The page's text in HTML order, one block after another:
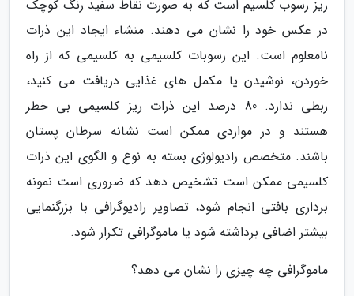
ریز رسوب کلسیم است که به صورت نقاط سفید رنگ کوچک
در عکس خود را نشان می دهند. منشاء ایجاد این ذرات
نامعلوم است. این رسوبات کلسیمی به کلسیمی که از راه
خوردن، نوشیدن یا مکمل های غذایی دریافت می کنید،
ربطی ندارد. 80 درصد این ذرات ریز کلسیمی بی خطر
هستند و در مواردی ممکن است نشانه سرطان پستان
باشند. متخصص رادیولوژی بسته به نوع و الگوی این ذرات
کلسیمی ممکن است تشخیص دهد که ضروری است نمونه
برداری بافتی انجام شود، تصاویر رادیوگرافی با بزرگنمایی
بیشتر اضافی برداشته شود یا ماموگرافی تکرار شود.
ماموگرافی چه چیزی را نشان می دهد؟